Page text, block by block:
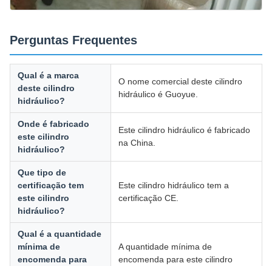
Perguntas Frequentes
Qual é a marca
deste cilindro
hidráulico?
O nome comercial deste cilindro
hidráulico é Guoyue.
Onde é fabricado
este cilindro
hidráulico?
Este cilindro hidráulico é fabricado
na China.
Que tipo de
certificação tem
este cilindro
hidráulico?
Este cilindro hidráulico tem a
certificação CE.
Qual é a quantidade
mínima de
encomenda para
A quantidade mínima de
encomenda para este cilindro